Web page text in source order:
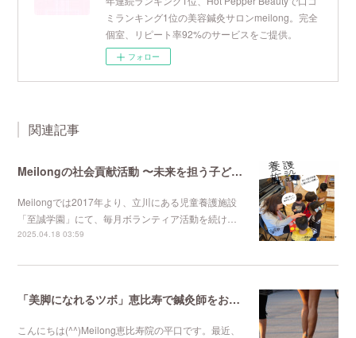
ミランキング1位の美容鍼灸サロンmeilong。完全
個室、リピート率92%のサービスをご提供。
フォロー
関連記事
Meilongの社会貢献活動 〜未来を担う子どもたちと支える大人たちのために〜
Meilongでは2017年より、立川にある児童養護施設
「至誠学園」にて、毎月ボランティア活動を続け…
2025.04.18 03:59
「美脚になれるツボ」恵比寿で鍼灸師をお探しなら恵比寿meilong
こんにちは(^^)Meilong恵比寿院の平口です。最近、